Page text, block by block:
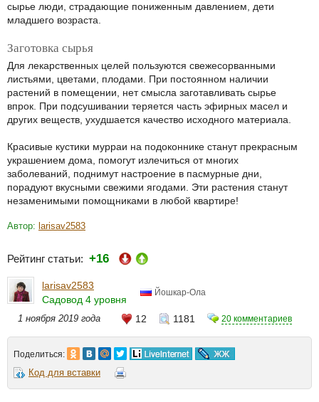
сырье люди, страдающие пониженным давлением, дети
младшего возраста.
Заготовка сырья
Для лекарственных целей пользуются свежесорванными
листьями, цветами, плодами. При постоянном наличии
растений в помещении, нет смысла заготавливать сырье
впрок. При подсушивании теряется часть эфирных масел и
других веществ, ухудшается качество исходного материала.
Красивые кустики мурраи на подоконнике станут прекрасным
украшением дома, помогут излечиться от многих
заболеваний, поднимут настроение в пасмурные дни,
порадуют вкусными свежими ягодами. Эти растения станут
незаменимыми помощниками в любой квартире!
Автор: larisav2583
Рейтинг статьи: +16
larisav2583
Садовод 4 уровня
Йошкар-Ола
1 ноября 2019 года 12 1181 20 комментариев
Поделиться:
Код для вставки